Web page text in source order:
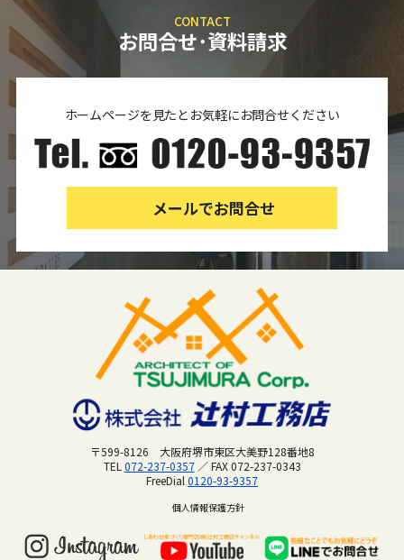
CONTACT
お問合せ･資料請求
ホームページを見たとお気軽にお問合せください
メールでお問合せ
〒599-8126 大阪府堺市東区大美野128番地8
TEL 072-237-0357／ FAX 072-237-0343
FreeDial 0120-93-9357
個人情報保護方針